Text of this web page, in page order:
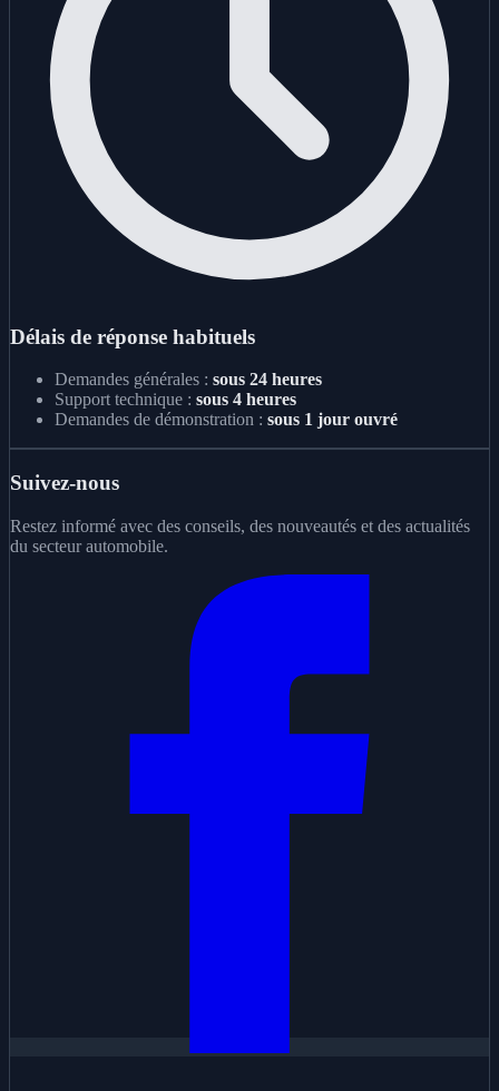
Délais de réponse habituels
Demandes générales : sous 24 heures
Support technique : sous 4 heures
Demandes de démonstration : sous 1 jour ouvré
Suivez-nous
Restez informé avec des conseils, des nouveautés et des actualités
du secteur automobile.